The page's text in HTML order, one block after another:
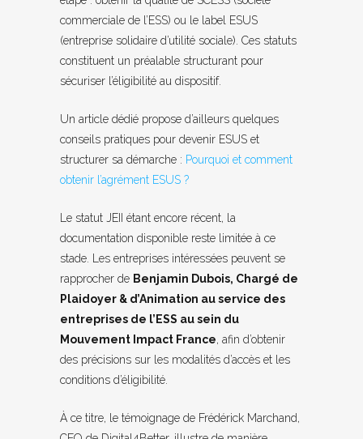
commerciale de l’ESS) ou le label ESUS
(entreprise solidaire d’utilité sociale). Ces statuts
constituent un préalable structurant pour
sécuriser l’éligibilité au dispositif.
Un article dédié propose d’ailleurs quelques
conseils pratiques pour devenir ESUS et
structurer sa démarche : Pourquoi et comment
obtenir l’agrément ESUS ?
Le statut JEII étant encore récent, la
documentation disponible reste limitée à ce
stade. Les entreprises intéressées peuvent se
rapprocher de Benjamin Dubois, Chargé de
Plaidoyer & d’Animation au service des
entreprises de l’ESS au sein du
Mouvement Impact France, afin d’obtenir
des précisions sur les modalités d’accès et les
conditions d’éligibilité.
À ce titre, le témoignage de Frédérick Marchand,